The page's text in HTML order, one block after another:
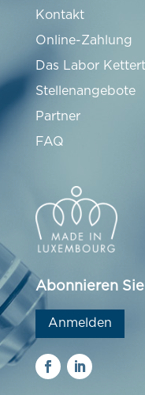
Kontakt
Online-Zahlung
Das Labor
Stellenangebote
Partner
FAQ
Abonnieren
Anmelden